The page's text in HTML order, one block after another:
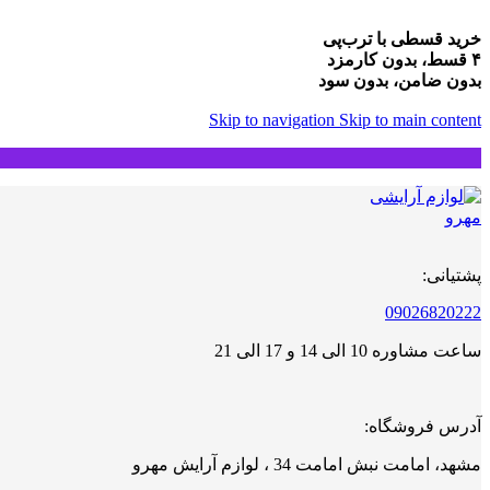
خرید قسطی با ترب‌پی
۴ قسط، بدون کارمزد
بدون ضامن، بدون سود
Skip to navigation Skip to main content
پشتیانی:
09026820222
ساعت مشاوره 10 الی 14 و 17 الی 21
آدرس فروشگاه:
مشهد، امامت نبش امامت 34 ، لوازم آرایش مهرو